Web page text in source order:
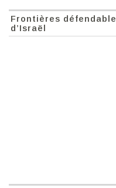
Frontières
d’Israël